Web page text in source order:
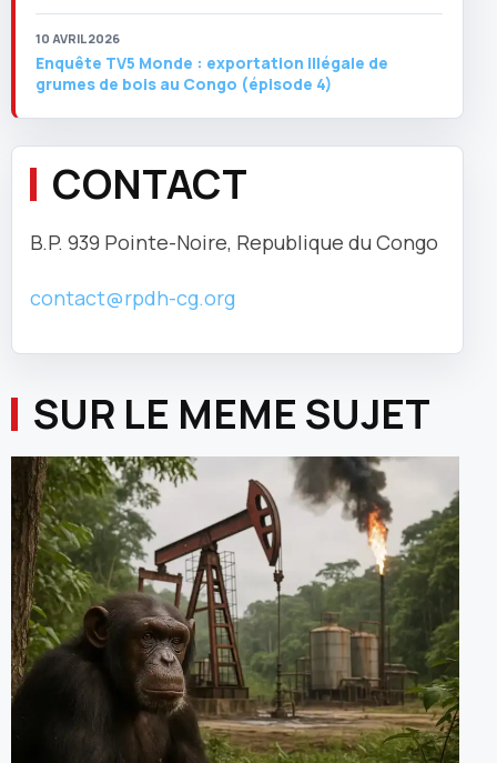
10 AVRIL 2026
Enquête TV5 Monde : exportation illégale de
grumes de bois au Congo (épisode 4)
CONTACT
B.P. 939 Pointe-Noire, Republique du Congo
contact@rpdh-cg.org
SUR LE MEME SUJET